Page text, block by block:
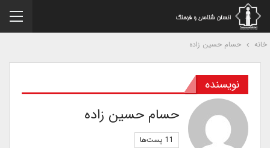
حسام حسین زاده
نویسنده
حسام حسین زاده